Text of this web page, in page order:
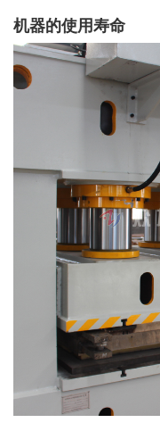
机器的使用寿命